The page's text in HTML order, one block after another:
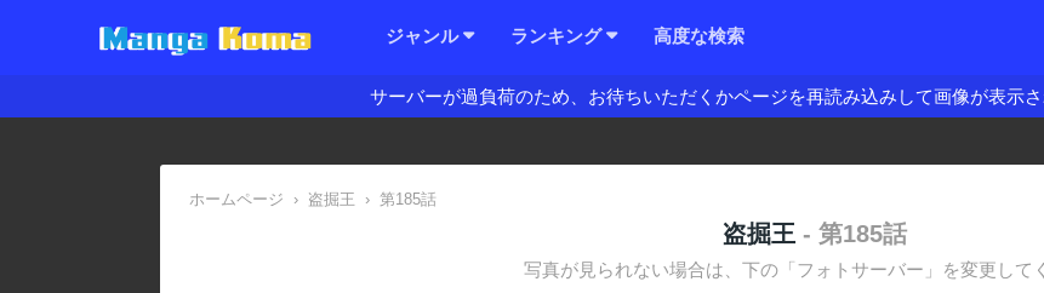
ジャンル ランキング 高度な検索
サーバーが過負荷のため、お待ちいただくかページを再読み込みして画像が表示さ
ホームページ › 盗掘王 › 第185話
盗掘王 - 第185話
写真が見られない場合は、下の「フォトサーバー」を変更して